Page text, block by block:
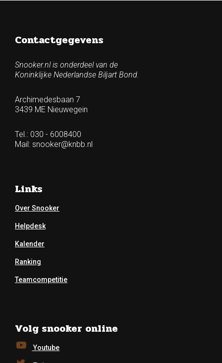
Contactgegevens
Snooker.nl is onderdeel van de
Koninklijke Nederlandse Biljart Bond.
Archimedesbaan 7
3439 ME Nieuwegein
Tel.: 030 - 6008400
Mail: snooker@knbb.nl
Links
Over Snooker
Helpdesk
Kalender
Ranking
Teamcompetitie
Volg snooker online
Youtube